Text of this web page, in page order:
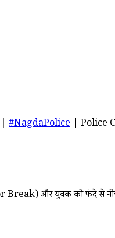
#NagdaPolice | Police
Break) और युवक को फंदे से